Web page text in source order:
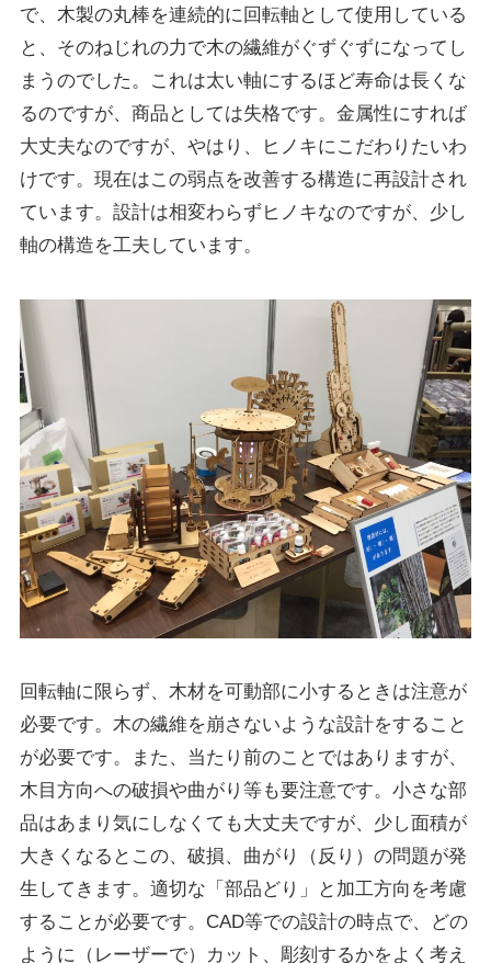
で、木製の丸棒を連続的に回転軸として使用している
と、そのねじれの力で木の繊維がぐずぐずになってし
まうのでした。これは太い軸にするほど寿命は長くな
るのですが、商品としては失格です。金属性にすれば
大丈夫なのですが、やはり、ヒノキにこだわりたいわ
けです。現在はこの弱点を改善する構造に再設計され
ています。設計は相変わらずヒノキなのですが、少し
軸の構造を工夫しています。
回転軸に限らず、木材を可動部に小するときは注意が
必要です。木の繊維を崩さないような設計をすること
が必要です。また、当たり前のことではありますが、
木目方向への破損や曲がり等も要注意です。小さな部
品はあまり気にしなくても大丈夫ですが、少し面積が
大きくなるとこの、破損、曲がり（反り）の問題が発
生してきます。適切な「部品どり」と加工方向を考慮
することが必要です。CAD等での設計の時点で、どの
ように（レーザーで）カット、彫刻するかをよく考え